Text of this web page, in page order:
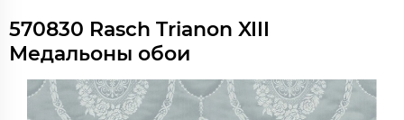
570830 Rasch Trianon XIII
Медальоны обои